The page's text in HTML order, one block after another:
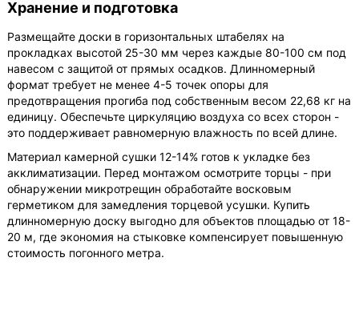
Хранение и подготовка
Размещайте доски в горизонтальных штабелях на
прокладках высотой 25-30 мм через каждые 80-100 см под
навесом с защитой от прямых осадков. Длинномерный
формат требует не менее 4-5 точек опоры для
предотвращения прогиба под собственным весом 22,68 кг на
единицу. Обеспечьте циркуляцию воздуха со всех сторон -
это поддерживает равномерную влажность по всей длине.
Материал камерной сушки 12-14% готов к укладке без
акклиматизации. Перед монтажом осмотрите торцы - при
обнаружении микротрещин обработайте восковым
герметиком для замедления торцевой усушки. Купить
длинномерную доску выгодно для объектов площадью от 18-
20 м, где экономия на стыковке компенсирует повышенную
стоимость погонного метра.